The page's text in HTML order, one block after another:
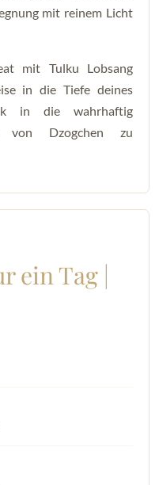
mit reinem Licht
mit Tulku Lobsang
in die Tiefe deines
in die wahrhaftig
von Dzogchen zu
ein Tag |